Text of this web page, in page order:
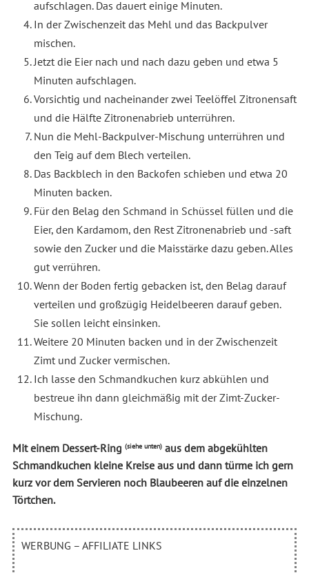
aufschlagen. Das dauert einige Minuten.
In der Zwischenzeit das Mehl und das Backpulver
mischen.
Jetzt die Eier nach und nach dazu geben und etwa 5
Minuten aufschlagen.
Vorsichtig und nacheinander zwei Teelöffel Zitronensaft
und die Hälfte Zitronenabrieb unterrühren.
Nun die Mehl-Backpulver-Mischung unterrühren und
den Teig auf dem Blech verteilen.
Das Backblech in den Backofen schieben und etwa 20
Minuten backen.
Für den Belag den Schmand in Schüssel füllen und die
Eier, den Kardamom, den Rest Zitronenabrieb und -saft
sowie den Zucker und die Maisstärke dazu geben. Alles
gut verrühren.
Wenn der Boden fertig gebacken ist, den Belag darauf
verteilen und großzügig Heidelbeeren darauf geben.
Sie sollen leicht einsinken.
Weitere 20 Minuten backen und in der Zwischenzeit
Zimt und Zucker vermischen.
Ich lasse den Schmandkuchen kurz abkühlen und
bestreue ihn dann gleichmäßig mit der Zimt-Zucker-
Mischung.
Mit einem Dessert-Ring (siehe unten)aus dem abgekühlten
Schmandkuchen kleine Kreise aus und dann türme ich gern
kurz vor dem Servieren noch Blaubeeren auf die einzelnen
Törtchen.
WERBUNG – AFFILIATE LINKS